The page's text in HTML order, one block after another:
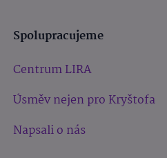
Spolupracujeme
Centrum LIRA
Úsměv nejen pro Kryštofa
Napsali o nás